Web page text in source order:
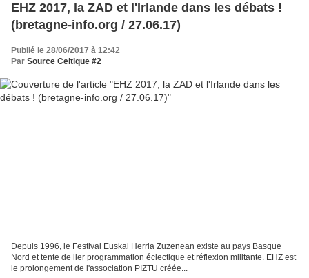
EHZ 2017, la ZAD et l'Irlande dans les débats !
(bretagne-info.org / 27.06.17)
Publié le 28/06/2017 à 12:42
Par Source Celtique #2
Depuis 1996, le Festival Euskal Herria Zuzenean existe au pays Basque
Nord et tente de lier programmation éclectique et réflexion militante. EHZ est
le prolongement de l'association PIZTU créée...